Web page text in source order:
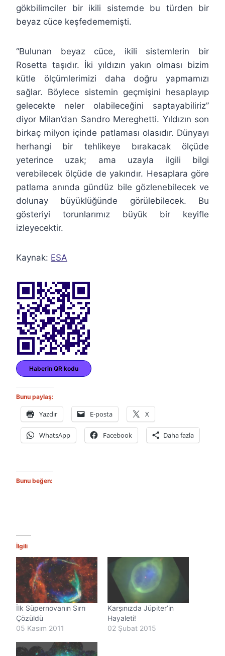
gökbilimciler bir ikili sistemde bu türden bir
beyaz cüce keşfedememişti.
“Bulunan beyaz cüce, ikili sistemlerin bir
Rosetta taşıdır. İki yıldızın yakın olması bizim
kütle ölçümlerimizi daha doğru yapmamızı
sağlar. Böylece sistemin geçmişini hesaplayıp
gelecekte neler olabileceğini saptayabiliriz”
diyor Milan’dan Sandro Mereghetti. Yıldızın son
birkaç milyon içinde patlaması olasıdır. Dünyayı
herhangi bir tehlikeye bırakacak ölçüde
yeterince uzak; ama uzayla ilgili bilgi
verebilecek ölçüde de yakındır. Hesaplara göre
patlama anında gündüz bile gözlenebilecek ve
dolunay büyüklüğünde görülebilecek. Bu
gösteriyi torunlarımız büyük bir keyifle
izleyecektir.
Kaynak: ESA
Haberin QR kodu
Bunu paylaş:
Yazdır E-posta X
WhatsApp Facebook Daha fazla
Bunu beğen:
İlgili
İlk Süpernovanın Sırrı
Çözüldü
05 Kasım 2011
Karşınızda Jüpiter’in
Hayaleti!
02 Şubat 2015